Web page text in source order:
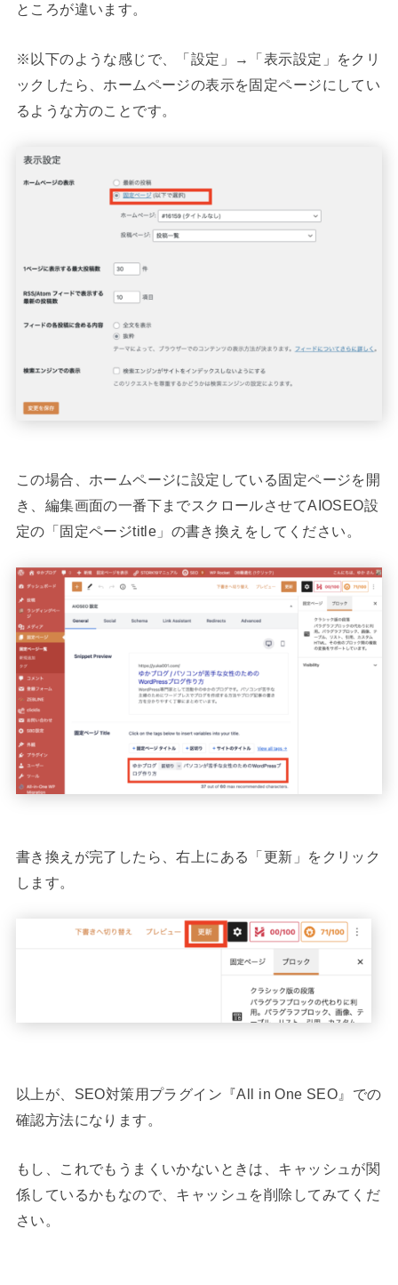
ところが違います。
※以下のような感じで、「設定」→「表示設定」をクリ
ックしたら、ホームページの表示を固定ページにしてい
るような方のことです。
この場合、ホームページに設定している固定ページを開
き、編集画面の一番下までスクロールさせてAIOSEO設
定の「固定ページtitle」の書き換えをしてください。
書き換えが完了したら、右上にある「更新」をクリック
します。
以上が、SEO対策用プラグイン『All in One SEO』での
確認方法になります。
もし、これでもうまくいかないときは、キャッシュが関
係しているかもなので、キャッシュを削除してみてくだ
さい。